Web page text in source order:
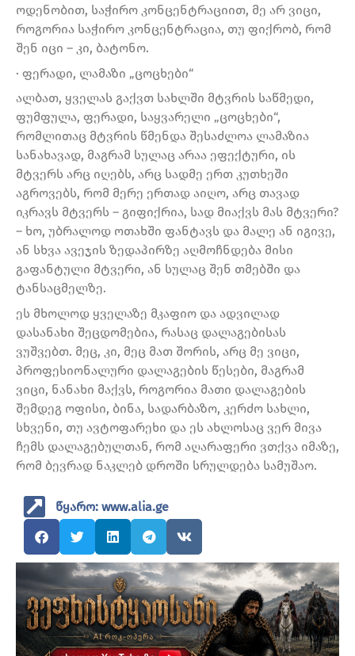
ოდენობით, საჭირო კონცენტრაციით, მე არ ვიცი,
როგორია საჭირო კონცენტრაცია, თუ ფიქრობ, რომ
შენ იცი – კი, ბატონო.
· ფერადი, ლამაზი „ცოცხები“
ალბათ, ყველას გაქვთ სახლში მტვრის საწმედი,
ფუმფულა, ფერადი, საყვარელი „ცოცხები“,
რომლითაც მტვრის წმენდა შესაძლოა ლამაზია
სანახავად, მაგრამ სულაც არაა ეფექტური, ის
მტვერს არც იღებს, არც სადმე ერთ კუთხეში
აგროვებს, რომ მერე ერთად აიღო, არც თავად
იკრავს მტვერს – გიფიქრია, სად მიაქვს მას მტვერი?
– ხო, უბრალოდ ოთახში ფანტავს და მალე ან იგივე,
ან სხვა ავეჯის ზედაპირზე აღმოჩნდება მისი
გაფანტული მტვერი, ან სულაც შენ თმებში და
ტანსაცმელზე.
ეს მხოლოდ ყველაზე მკაფიო და ადვილად
დასანახი შეცდომებია, რასაც დალაგებისას
ვუშვებთ. მეც, კი, მეც მათ შორის, არც მე ვიცი,
პროფესიონალური დალაგების წესები, მაგრამ
ვიცი, ნანახი მაქვს, როგორია მათი დალაგების
შემდეგ ოფისი, ბინა, სადარბაზო, კერძო სახლი,
სხვენი, თუ ავტოფარეხი და ეს ახლოსაც ვერ მივა
ჩემს დალაგებულთან, რომ აღარაფერი ვთქვა იმაზე,
რომ ბევრად ნაკლებ დროში სრულდება სამუშაო.
წყარო: www.alia.ge